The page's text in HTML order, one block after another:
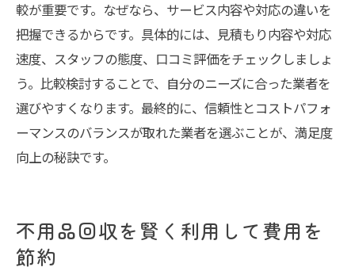
較が重要です。なぜなら、サービス内容や対応の違いを
把握できるからです。具体的には、見積もり内容や対応
速度、スタッフの態度、口コミ評価をチェックしましょ
う。比較検討することで、自分のニーズに合った業者を
選びやすくなります。最終的に、信頼性とコストパフォ
ーマンスのバランスが取れた業者を選ぶことが、満足度
向上の秘訣です。
不用品回収を賢く利用して費用を
節約